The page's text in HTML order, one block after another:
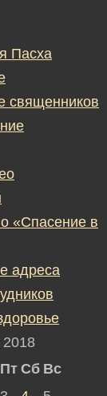
Пасха
священников
«Спасение в
адреса
Пт Сб Вс